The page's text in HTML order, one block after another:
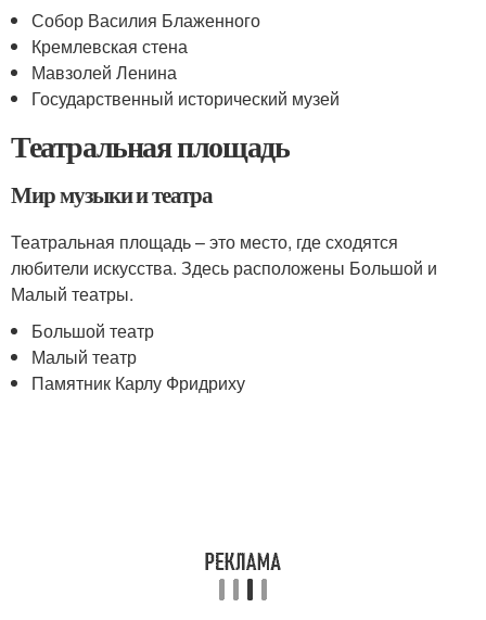
Собор Василия Блаженного
Кремлевская стена
Мавзолей Ленина
Государственный исторический музей
Театральная площадь
Мир музыки и театра
Театральная площадь – это место, где сходятся
любители искусства. Здесь расположены Большой и
Малый театры.
Большой театр
Малый театр
Памятник Карлу Фридриху